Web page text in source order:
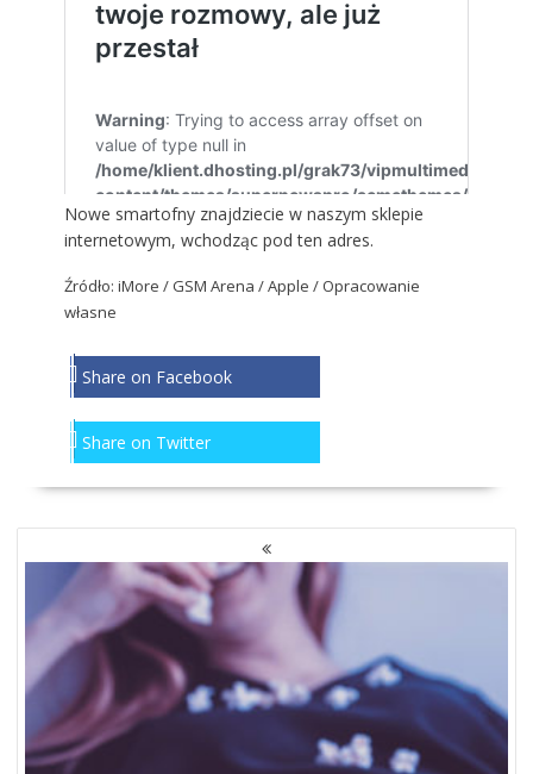
Nowe smartofny znajdziecie w naszym sklepie
internetowym, wchodząc pod ten adres.
Źródło: iMore / GSM Arena / Apple / Opracowanie
własne
Share on Facebook
Share on Twitter
NAWIGACJA
PO
WPISACH